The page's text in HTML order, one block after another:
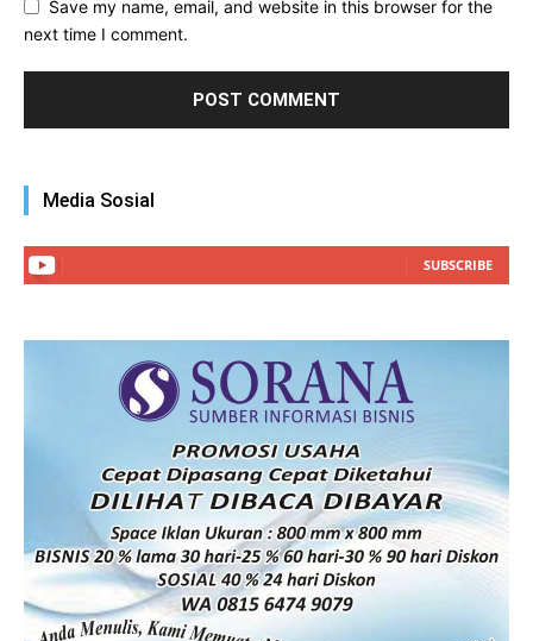
Save my name, email, and website in this browser for the
next time I comment.
Media Sosial
SUBSCRIBE